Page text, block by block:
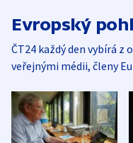
Evropský
ČT24 každý den vybírá
veřejnými médii, členy